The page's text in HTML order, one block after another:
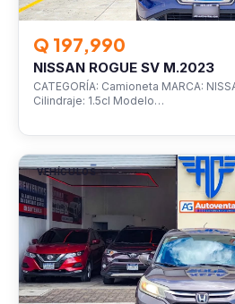
Q 197,990
NISSAN ROGUE SV M.2023
CATEGORÍA: Camioneta MARCA:
Cilindraje: 1.5cl Modelo…
VEHÍCULOS